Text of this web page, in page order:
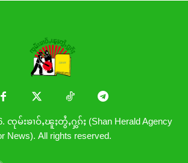
ၸုမ်းၶၢဝ်ႇၽူႈတွႆႇႁွၵ်ႈ (Shan Herald Agency
News). All rights reserved.